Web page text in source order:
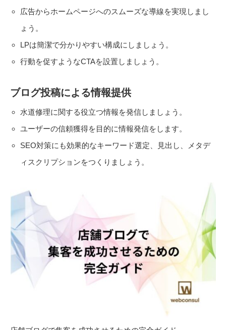
広告からホームページへのスムーズな導線を実現しまし
ょう。
LPは簡潔で分かりやすい構成にしましょう。
行動を促すようなCTAを設置しましょう。
ブログ投稿による情報提供
水道修理に関する役立つ情報を発信しましょう。
ユーザーの信頼獲得を目的に情報発信をします。
SEO対策にも効果的なキーワード選定、見出し、メタデ
ィスクリプションをつくりましょう。